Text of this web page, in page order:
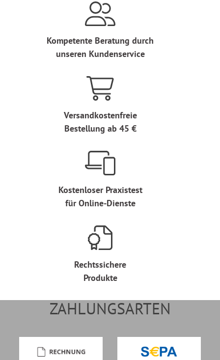
Kompetente Beratung durch
unseren Kundenservice
Versandkostenfreie
Bestellung ab 45 €
Kostenloser Praxistest
für Online-Dienste
Rechtssichere
Produkte
ZAHLUNGSARTEN